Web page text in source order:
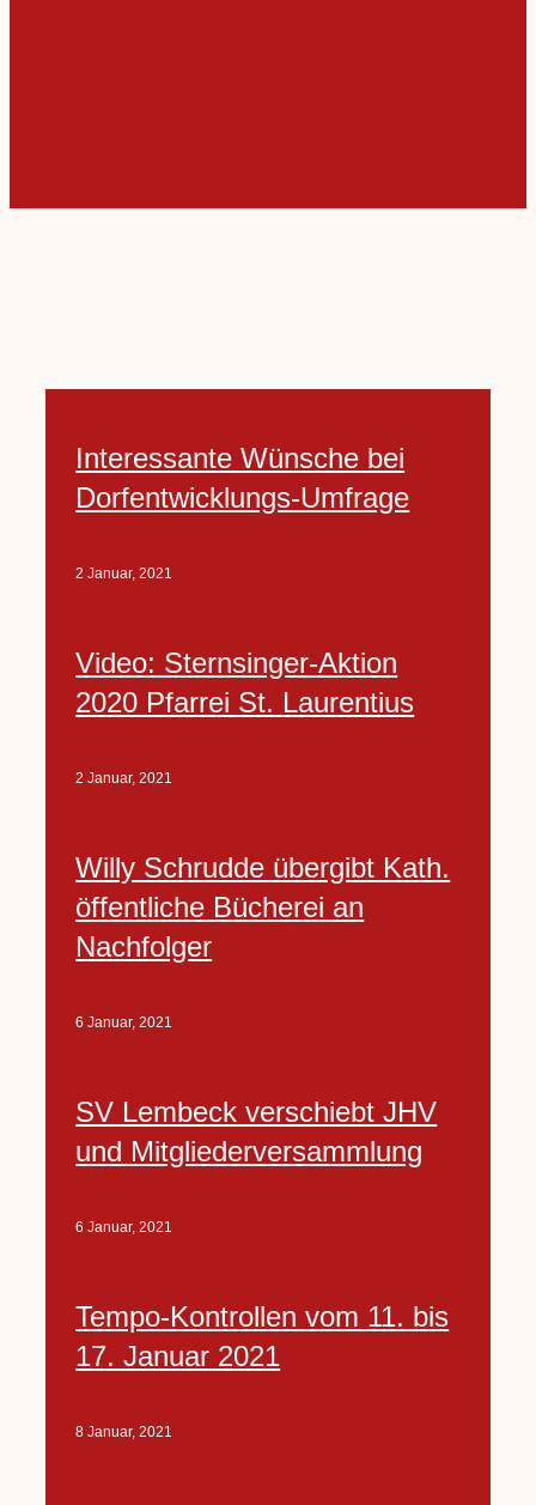
Interessante Wünsche bei
Dorfentwicklungs-Umfrage
2 Januar, 2021
Video: Sternsinger-Aktion
2020 Pfarrei St. Laurentius
2 Januar, 2021
Willy Schrudde übergibt Kath.
öffentliche Bücherei an
Nachfolger
6 Januar, 2021
SV Lembeck verschiebt JHV
und Mitgliederversammlung
6 Januar, 2021
Tempo-Kontrollen vom 11. bis
17. Januar 2021
8 Januar, 2021